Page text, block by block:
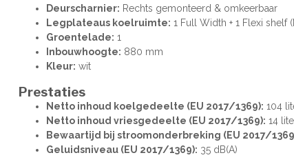
Deurscharnier: Rechts gemonteerd & omkeerbaar
Legplateaus koelruimte: 1 Full Width + 1 Flexi shelf
Groentelade: 1
Inbouwhoogte: 880 mm
Kleur: wit
Prestaties
Netto inhoud koelgedeelte (EU 2017/1369): 104
Netto inhoud vriesgedeelte (EU 2017/1369): 14
Bewaartijd bij stroomonderbreking (EU 2017/
Geluidsniveau (EU 2017/1369): 35 dB(A)